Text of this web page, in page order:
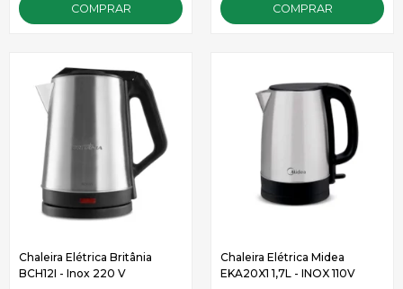
COMPRAR COMPRAR
Chaleira Elétrica Britânia
BCH12I - Inox 220 V
Chaleira Elétrica Midea
EKA20X1 1,7L - INOX 110V